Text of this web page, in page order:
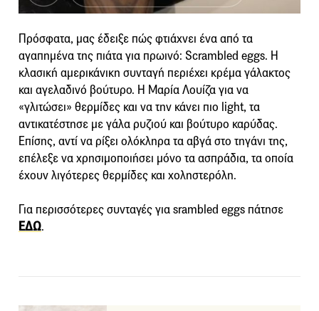
Πρόσφατα, μας έδειξε πώς φτιάχνει ένα από τα
αγαπημένα της πιάτα για πρωινό: Scrambled eggs. Η
κλασική αμερικάνικη συνταγή περιέχει κρέμα γάλακτος
και αγελαδινό βούτυρο. Η Μαρία Λουίζα για να
«γλιτώσει» θερμίδες και να την κάνει πιο light, τα
αντικατέστησε με γάλα ρυζιού και βούτυρο καρύδας.
Επίσης, αντί να ρίξει ολόκληρα τα αβγά στο τηγάνι της,
επέλεξε να χρησιμοποιήσει μόνο τα ασπράδια, τα οποία
έχουν λιγότερες θερμίδες και χοληστερόλη.
Για περισσότερες συνταγές για srambled eggs πάτησε
ΕΔΩ.